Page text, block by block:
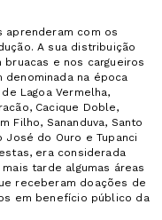
aprenderam com os
A sua distribuição
e nos cargueiros
denominada na época
Lagoa Vermelha,
Cacique Doble,
Filho, Sananduva, Santo
José do Ouro e Tupanci
era considerada
tarde algumas áreas
receberam doações de
em benefício público da